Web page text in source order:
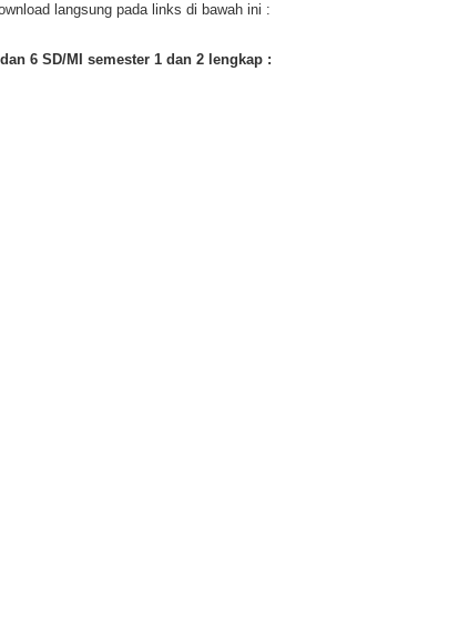
langsung pada links di bawah ini :
6 SD/MI semester 1 dan 2 lengkap :